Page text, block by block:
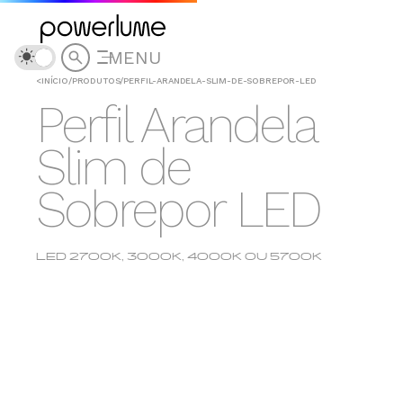
MENU
<INÍCIO/PRODUTOS/PERFIL-ARANDELA-SLIM-DE-SOBREPOR-LED
Perfil Arandela
Slim de
Sobrepor LED
LED 2700K, 3000K, 4000K OU 5700K